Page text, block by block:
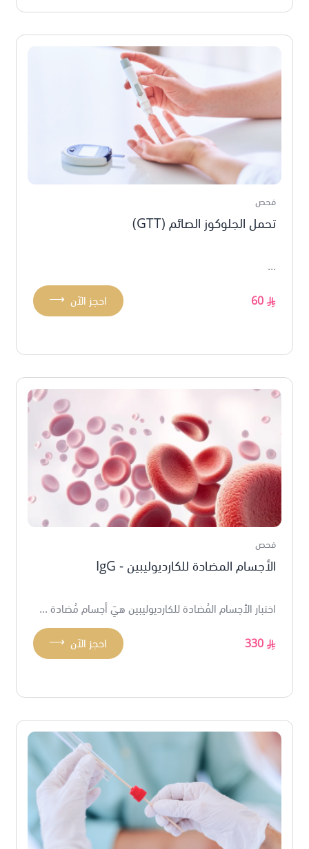
فحص
تحمل الجلوكوز الصائم (GTT)
...
60
⟶ احجز الآن
فحص
الأجسام المضادة للكارديوليبين - IgG
اختبار الأجسام المُضادة للكارديوليبين هيَ أجسام مُضادة ...
330
⟶ احجز الآن